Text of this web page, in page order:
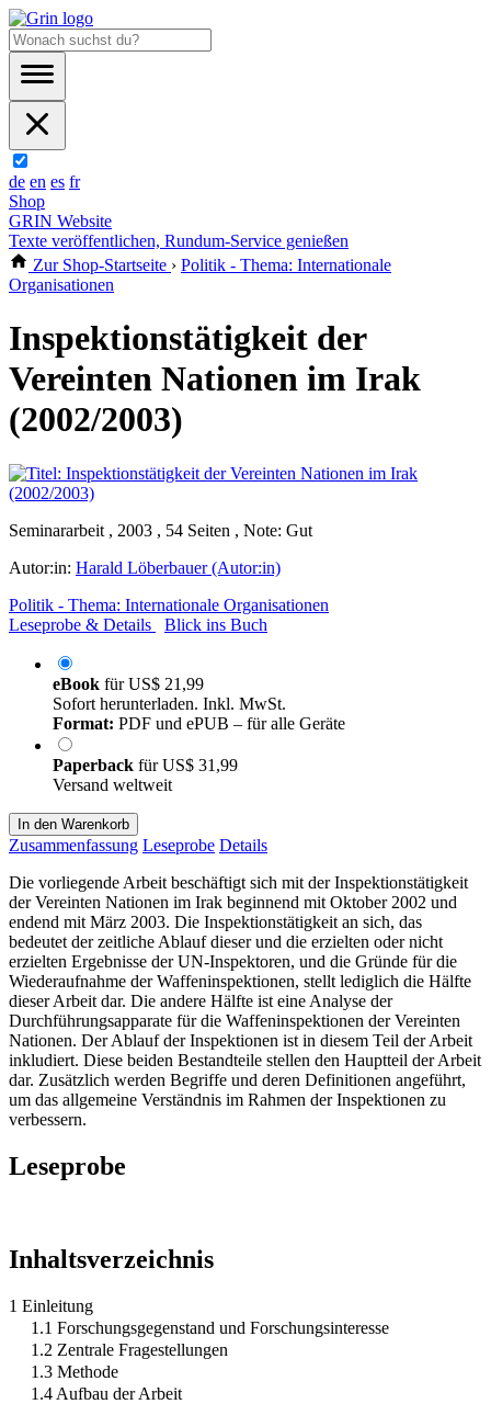
de en es fr
Shop
GRIN Website
Texte veröffentlichen, Rundum-Service genießen
Zur Shop-Startseite › Politik - Thema: Internationale
Organisationen
Inspektionstätigkeit der
Vereinten Nationen im Irak
(2002/2003)
Seminararbeit , 2003 , 54 Seiten , Note: Gut
Autor:in: Harald Löberbauer (Autor:in)
Politik - Thema: Internationale Organisationen
Leseprobe & Details
Blick ins Buch
eBook fürUS$ 21,99
Sofort herunterladen. Inkl. MwSt.
Format: PDF und ePUB – für alle Geräte
Paperback fürUS$ 31,99
Versand weltweit
In den Warenkorb
Zusammenfassung Leseprobe Details
Die vorliegende Arbeit beschäftigt sich mit der Inspektionstätigkeit
der Vereinten Nationen im Irak beginnend mit Oktober 2002 und
endend mit März 2003. Die Inspektionstätigkeit an sich, das
bedeutet der zeitliche Ablauf dieser und die erzielten oder nicht
erzielten Ergebnisse der UN-Inspektoren, und die Gründe für die
Wiederaufnahme der Waffeninspektionen, stellt lediglich die Hälfte
dieser Arbeit dar. Die andere Hälfte ist eine Analyse der
Durchführungsapparate für die Waffeninspektionen der Vereinten
Nationen. Der Ablauf der Inspektionen ist in diesem Teil der Arbeit
inkludiert. Diese beiden Bestandteile stellen den Hauptteil der Arbeit
dar. Zusätzlich werden Begriffe und deren Definitionen angeführt,
um das allgemeine Verständnis im Rahmen der Inspektionen zu
verbessern.
Leseprobe
Inhaltsverzeichnis
1 Einleitung
1.1 Forschungsgegenstand und Forschungsinteresse
1.2 Zentrale Fragestellungen
1.3 Methode
1.4 Aufbau der Arbeit